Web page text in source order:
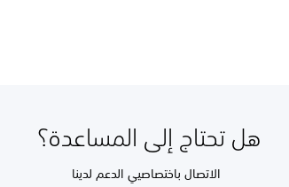
هل تحتاج إلى المساعدة؟
الاتصال باختصاصيي الدعم لدينا